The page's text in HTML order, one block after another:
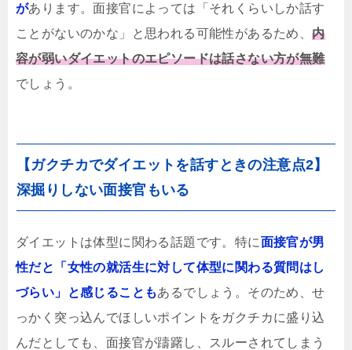
があります。面接官によっては「それくらいしか話す
ことがないのかな」と思われる可能性があるため、内
容が弱いダイエットのエピソードは話さない方が無難
でしょう。
【ガクチカでダイエットを話すときの注意点2】
深掘りしない面接官もいる
ダイエットは体型に関わる話題です。特に面接官が男
性だと「女性の就活生に対して体型に関わる質問はし
づらい」と感じることもあるでしょう。そのため、せ
っかく突っ込んでほしいポイントをガクチカに盛り込
んだとしても、面接官が躊躇し、スルーされてしまう